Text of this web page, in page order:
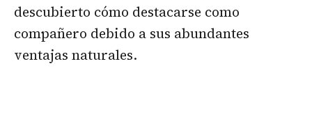
descubierto cómo destacarse como
compañero debido a sus abundantes
ventajas naturales.